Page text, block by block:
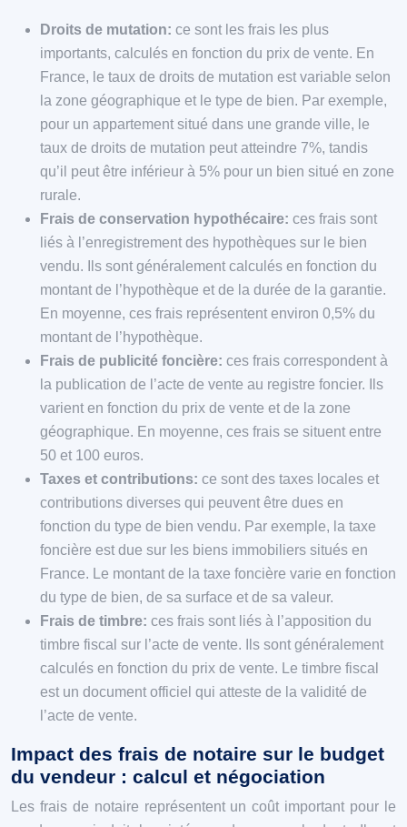
Droits de mutation: ce sont les frais les plus
importants, calculés en fonction du prix de vente. En
France, le taux de droits de mutation est variable selon
la zone géographique et le type de bien. Par exemple,
pour un appartement situé dans une grande ville, le
taux de droits de mutation peut atteindre 7%, tandis
qu’il peut être inférieur à 5% pour un bien situé en zone
rurale.
Frais de conservation hypothécaire: ces frais sont
liés à l’enregistrement des hypothèques sur le bien
vendu. Ils sont généralement calculés en fonction du
montant de l’hypothèque et de la durée de la garantie.
En moyenne, ces frais représentent environ 0,5% du
montant de l’hypothèque.
Frais de publicité foncière: ces frais correspondent à
la publication de l’acte de vente au registre foncier. Ils
varient en fonction du prix de vente et de la zone
géographique. En moyenne, ces frais se situent entre
50 et 100 euros.
Taxes et contributions: ce sont des taxes locales et
contributions diverses qui peuvent être dues en
fonction du type de bien vendu. Par exemple, la taxe
foncière est due sur les biens immobiliers situés en
France. Le montant de la taxe foncière varie en fonction
du type de bien, de sa surface et de sa valeur.
Frais de timbre: ces frais sont liés à l’apposition du
timbre fiscal sur l’acte de vente. Ils sont généralement
calculés en fonction du prix de vente. Le timbre fiscal
est un document officiel qui atteste de la validité de
l’acte de vente.
Impact des frais de notaire sur le budget
du vendeur : calcul et négociation
Les frais de notaire représentent un coût important pour le